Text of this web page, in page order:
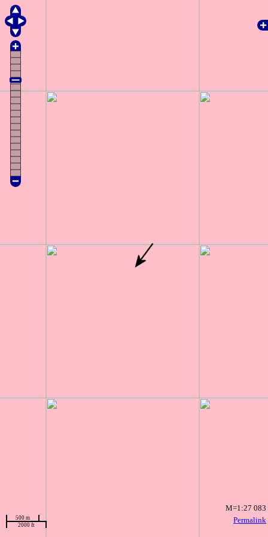
Permalink
500 m
2000 ft
M=1:27 083